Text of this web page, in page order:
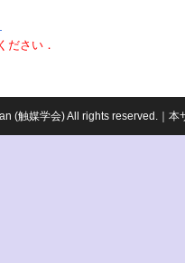
ださい．
(触媒学会) All rights reserved.｜本